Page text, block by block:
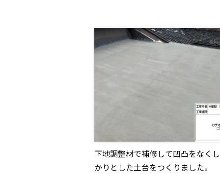
下地調整材で補修して凹凸をなく
かりとした土台をつくりました。